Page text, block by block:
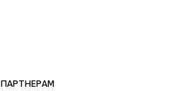
ПАРТНЕРАМ